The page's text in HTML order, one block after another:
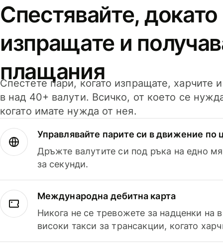
Спестявайте,
изпращате и
плащания
Спестете пари, когато изпращате, харчите
в над 40+ валути. Всичко, от което се
когато имате нужда от нея.
Управлявайте парите си в движение по
Дръжте валутите си под ръка на едно
за секунди.
Международна дебитна карта
Никога не се тревожете за надценки на
високи такси за трансакции, когато